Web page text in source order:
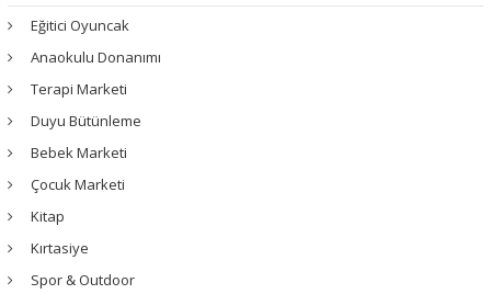
Eğitici Oyuncak
Anaokulu Donanımı
Terapi Marketi
Duyu Bütünleme
Bebek Marketi
Çocuk Marketi
Kitap
Kırtasiye
Spor & Outdoor